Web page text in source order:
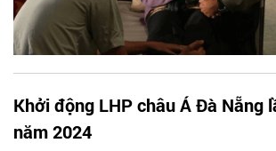
Khởi động LHP châu Á Đà Nẵng
năm 2024